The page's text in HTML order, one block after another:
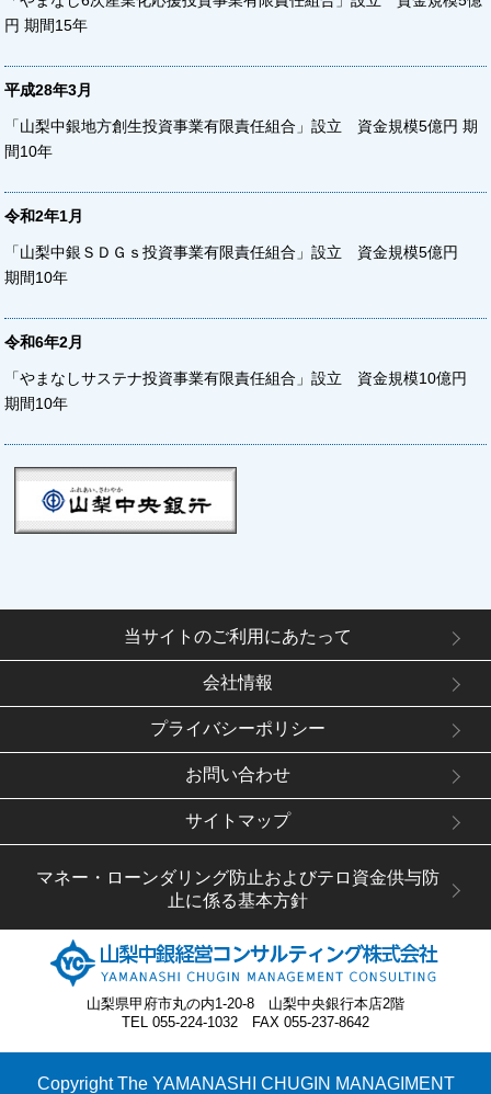
円 期間15年
平成28年3月
「山梨中銀地方創生投資事業有限責任組合」設立 資金規模5億円 期
間10年
令和2年1月
「山梨中銀ＳＤＧｓ投資事業有限責任組合」設立 資金規模5億円
期間10年
令和6年2月
「やまなしサステナ投資事業有限責任組合」設立 資金規模10億円
期間10年
当サイトのご利用にあたって
会社情報
プライバシーポリシー
お問い合わせ
サイトマップ
マネー・ローンダリング防止およびテロ資金供与防
止に係る基本方針
山梨県甲府市丸の内1-20-8 山梨中央銀行本店2階
TEL 055-224-1032 FAX 055-237-8642
Copyright The YAMANASHI CHUGIN MANAGIMENT